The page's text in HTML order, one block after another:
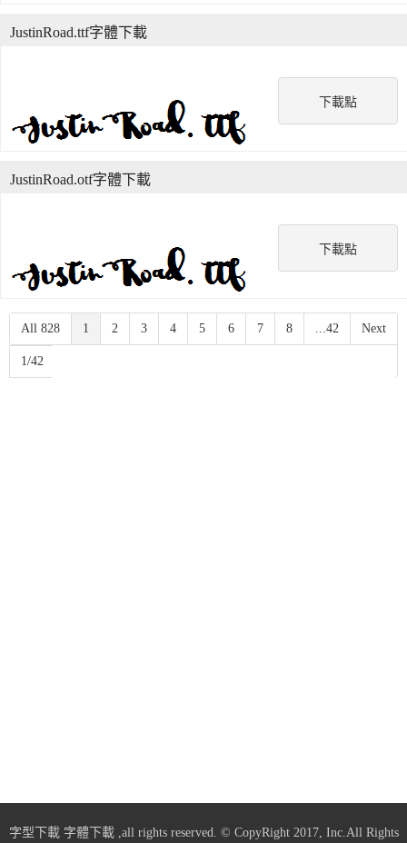
下載點
JustinRoad.ttf字體下載
下載點
JustinRoad.otf字體下載
All 828 1 2 3 4 5 6 7 8 ...42 Next
1/42
字型下載 字體下載,all rights reserved. © CopyRight 2017, Inc.All Rights